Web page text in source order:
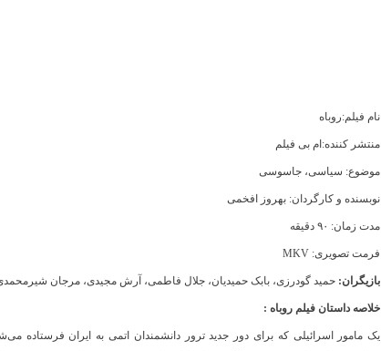
نام فیلم:روباه
منتشر کننده:ام بی فیلم
موضوع: سیاسی، جاسوسی
نوبسنده و کارگردان: بهروز افخمی
مدت زمان: ۹۰ دقیقه
فرمت تصویری: MKV
بازیگران: حمید گودرزی، بابک حمیدیان، جلال فاطمی، آرش مجیدی، مرجان
خلاصه داستان فیلم روباه :
یک مامور اسرائیلی که برای دور جدید ترور دانشمندان اتمی به ایران فرستاده